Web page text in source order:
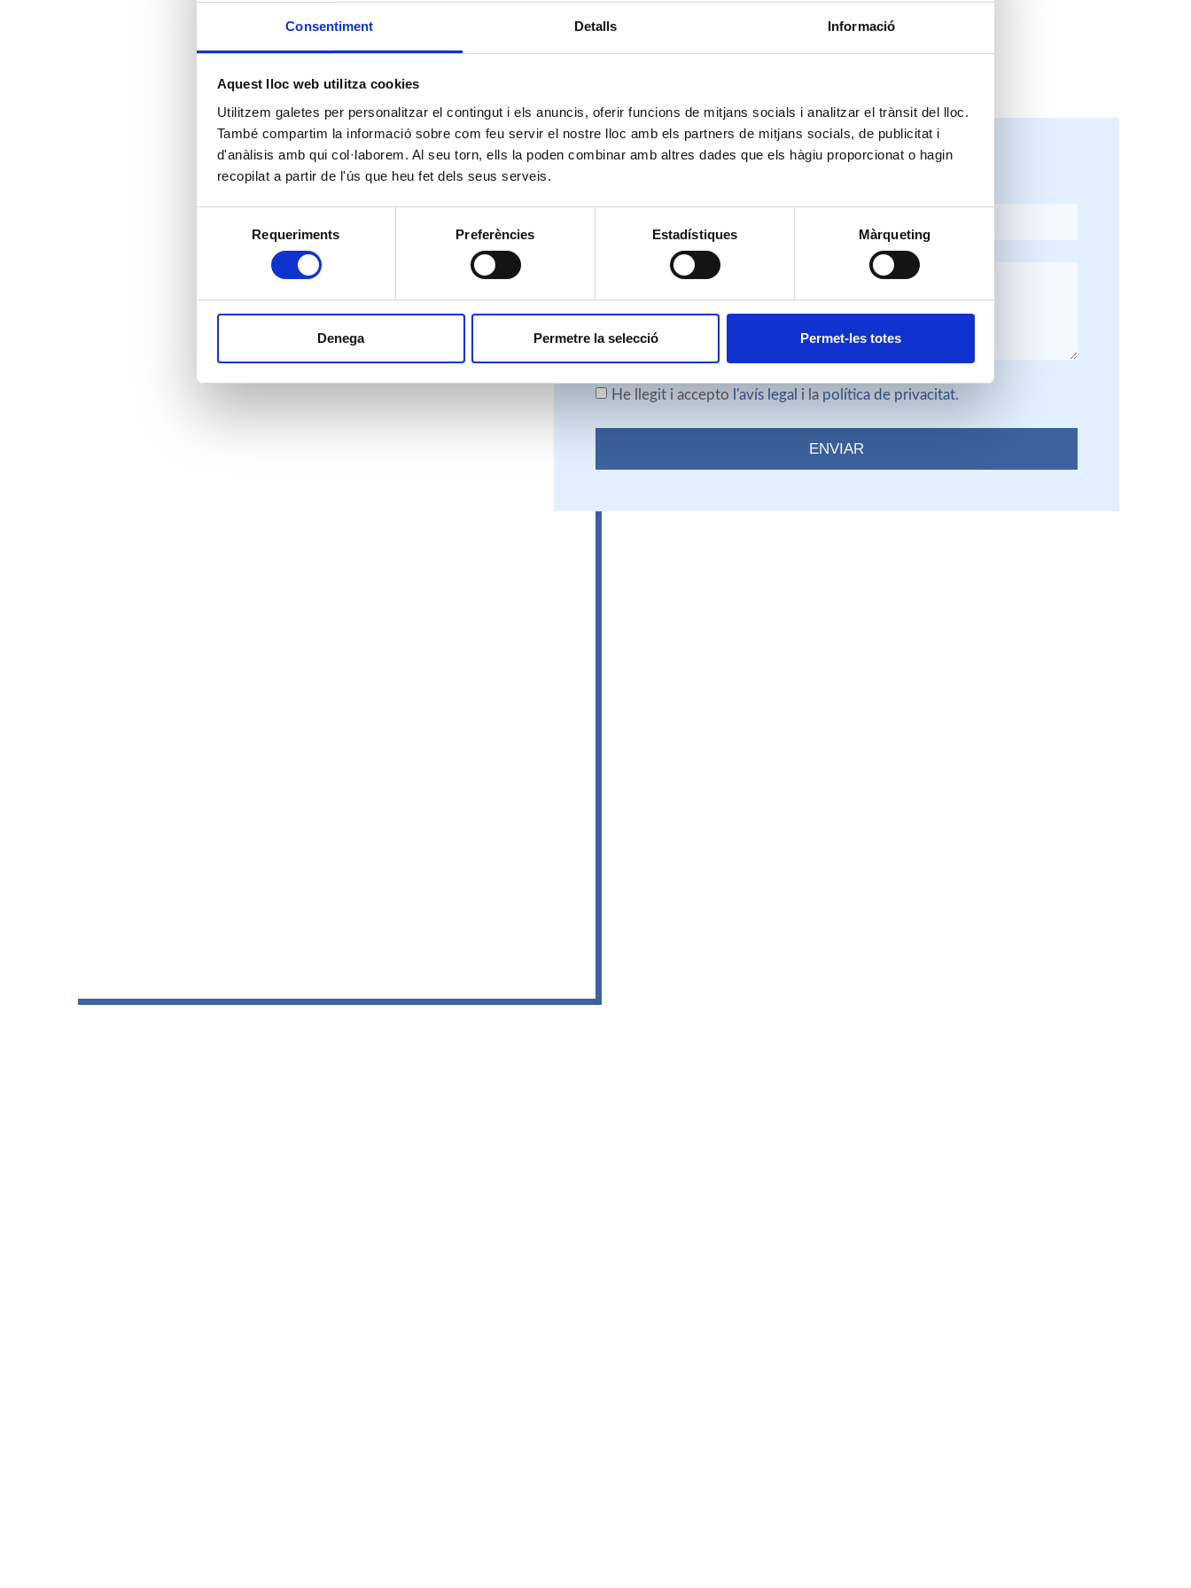
Consentiment Detalls Informació
Aquest lloc web utilitza cookies
Utilitzem galetes per personalitzar el contingut i els anuncis, oferir funcions de mitjans socials i analitzar el trànsit del lloc.
També compartim la informació sobre com feu servir el nostre lloc amb els partners de mitjans socials, de publicitat i
d'anàlisis amb qui col·laborem. Al seu torn, ells la poden combinar amb altres dades que els hàgiu proporcionat o hagin
recopilat a partir de l'ús que heu fet dels seus serveis.
consentiment
Requeriments Preferències Estadístiques Màrqueting
Denega Permetre la selecció Permet-les totes
OELL
He llegit i accepto l'avís legal i la política de privacitat.
ENVIAR